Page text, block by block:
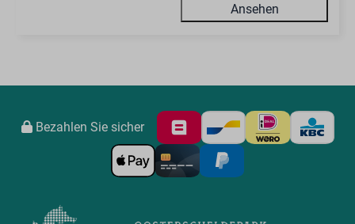
Ansehen
Bezahlen Sie sicher